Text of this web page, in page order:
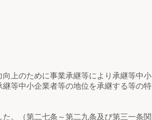
上のために事業承継等により承継等中小
等中小企業者等の地位を承継する等の特
。（第二七条～第二九条及び第三一条関